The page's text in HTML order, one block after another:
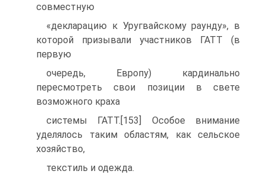
совместную
«декларацию к Уругвайскому раунду», в
которой призывали участников ГАТТ (в
первую
очередь, Европу) кардинально
пересмотреть свои позиции в свете
возможного краха
системы ГАТТ.[153] Особое внимание
уделялось таким областям, как сельское
хозяйство,
текстиль и одежда.